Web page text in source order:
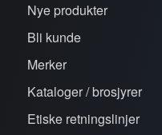
Nye produkter
Bli kunde
Merker
Kataloger / brosjyrer
Etiske retningslinjer